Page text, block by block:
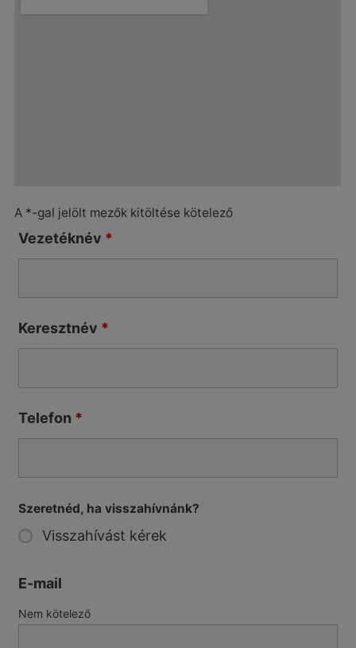
A *-gal jelölt mezők kitöltése kötelező
Vezetéknév *
Keresztnév *
Telefon *
Szeretnéd, ha visszahívnánk?
Visszahívást kérek
E-mail
Nem kötelező